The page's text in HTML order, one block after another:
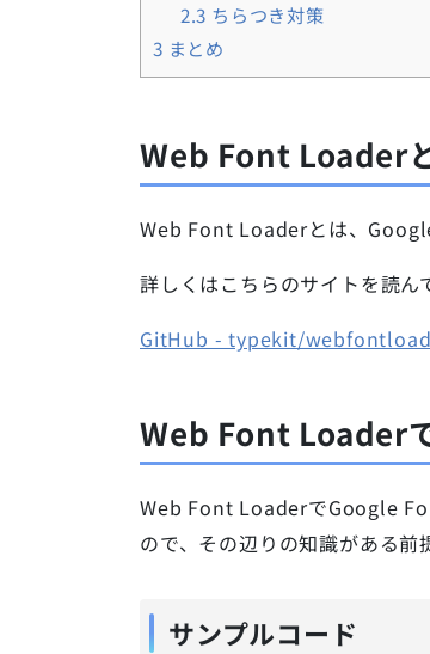
2.3 ちらつき対策
3 まとめ
Web Font Loader
Web Font Loaderとは、
詳しくはこちらのサイトを読ん
GitHub - typekit/
Web Font Loader
Web Font LoaderでGoogle
ので、その辺りの知識がある前
サンプルコード